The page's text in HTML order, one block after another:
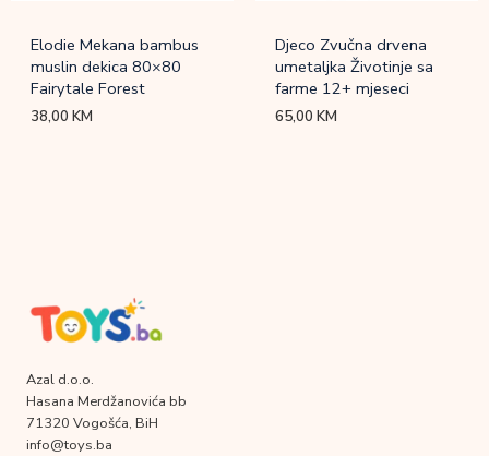
Elodie Mekana bambus
muslin dekica 80×80
Fairytale Forest
38,00KM
Djeco Zvučna drvena
umetaljka Životinje sa
farme 12+ mjeseci
65,00KM
Azal d.o.o.
Hasana Merdžanovića bb
71320 Vogošća, BiH
info@toys.ba